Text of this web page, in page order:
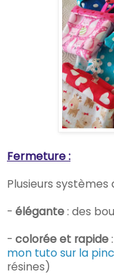
Fermeture :
Plusieurs
- élégante: des
- colorée et rapide
mon tuto sur la
résines)